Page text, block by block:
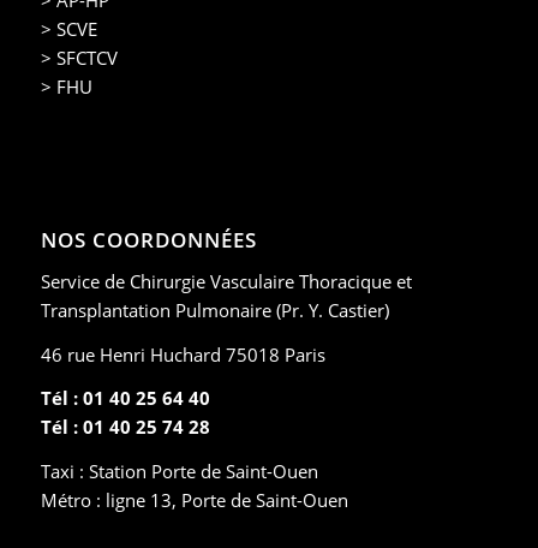
> SCVE
> SFCTCV
> FHU
NOS COORDONNÉES
Service de Chirurgie Vasculaire Thoracique et
Transplantation Pulmonaire (Pr. Y. Castier)
46 rue Henri Huchard 75018 Paris
Tél : 01 40 25 64 40
Tél : 01 40 25 74 28
Taxi : Station Porte de Saint-Ouen
Métro : ligne 13, Porte de Saint-Ouen